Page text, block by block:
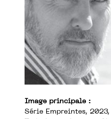
Image principale :
Série Empreintes, 2023,